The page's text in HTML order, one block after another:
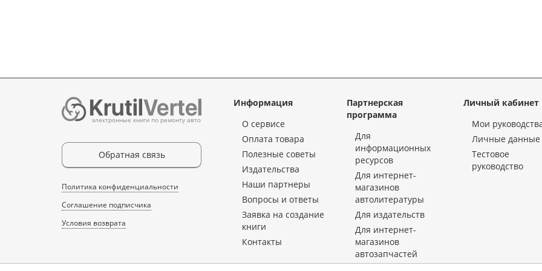
электронные книги по ремонту авто
Обратная связь
Политика конфиденциальности
Соглашение подписчика
Условия возврата
Информация
О сервисе
Оплата товара
Полезные советы
Издательства
Наши партнеры
Вопросы и ответы
Заявка на создание
книги
Контакты
Партнерская
программа
Для
информационных
ресурсов
Для интернет-
магазинов
автолитературы
Для издательств
Для интернет-
магазинов
автозапчастей
Личный кабинет
Мои
Личные данные
Тестовое
руководство